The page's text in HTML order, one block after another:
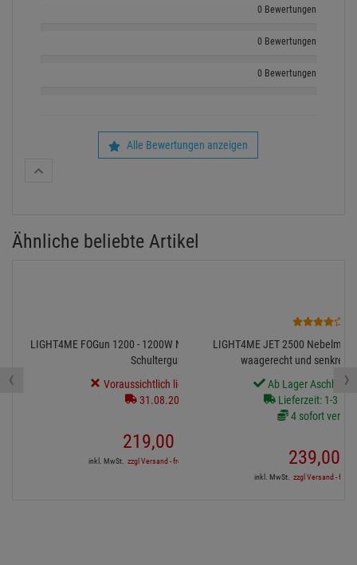
0 Bewertungen
0 Bewertungen
0 Bewertungen
Alle Bewertungen anzeigen
Ähnliche beliebte Artikel
LIGHT4ME FOGun 1200 - 1200W Nebel + 6x3W RGB LED +
Schultergurt
Voraussichtlich lieferbar ab:
31.08.2026
219,00
inkl. MwSt. zzgl Versand - frei ab 90,-€ in DE
LIGHT4ME JET 2500
waagerecht und
Ab Lager
Lieferzeit: 1-3
4 sofort
239,00
inkl. MwSt. zzgl Versand - frei
‹ ›